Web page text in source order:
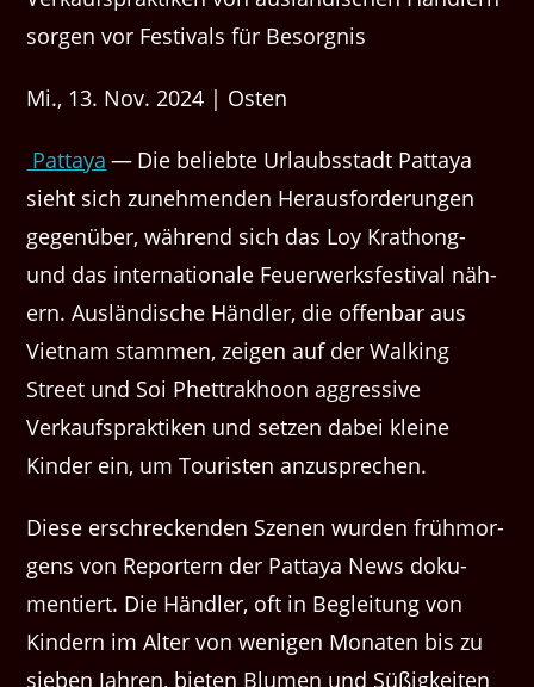
Mi., 13. Nov. 2024 | Osten
Pat­taya — Die beliebte Urlaub­sstadt Pat­taya
sieht sich zunehmenden Her­aus­forderun­gen
gegenüber, während sich das Loy Krathong-
und das inter­na­tionale Feuer­w­erks­fes­ti­val näh­
ern. Aus­ländis­che Händler, die offen­bar aus
Viet­nam stam­men, zeigen auf der Walk­ing
Street und Soi Phet­trakhoon aggres­sive
Verkauf­sprak­tiken und set­zen dabei kleine
Kinder ein, um Touris­ten anzusprechen.
Diese erschreck­enden Szenen wur­den früh­mor­
gens von Reportern der Pat­taya News doku­
men­tiert. Die Händler, oft in Begleitung von
Kindern im Alter von weni­gen Monat­en bis zu
sieben Jahren, bieten Blu­men und Süßigkeit­en